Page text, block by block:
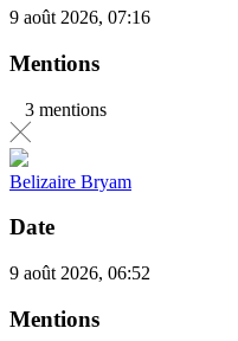
9 août 2026, 07:16
Mentions
3 mentions
Belizaire Bryam
Date
9 août 2026, 06:52
Mentions